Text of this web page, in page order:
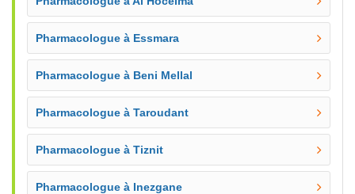
Pharmacologue à Essmara
Pharmacologue à Beni Mellal
Pharmacologue à Taroudant
Pharmacologue à Tiznit
Pharmacologue à Inezgane